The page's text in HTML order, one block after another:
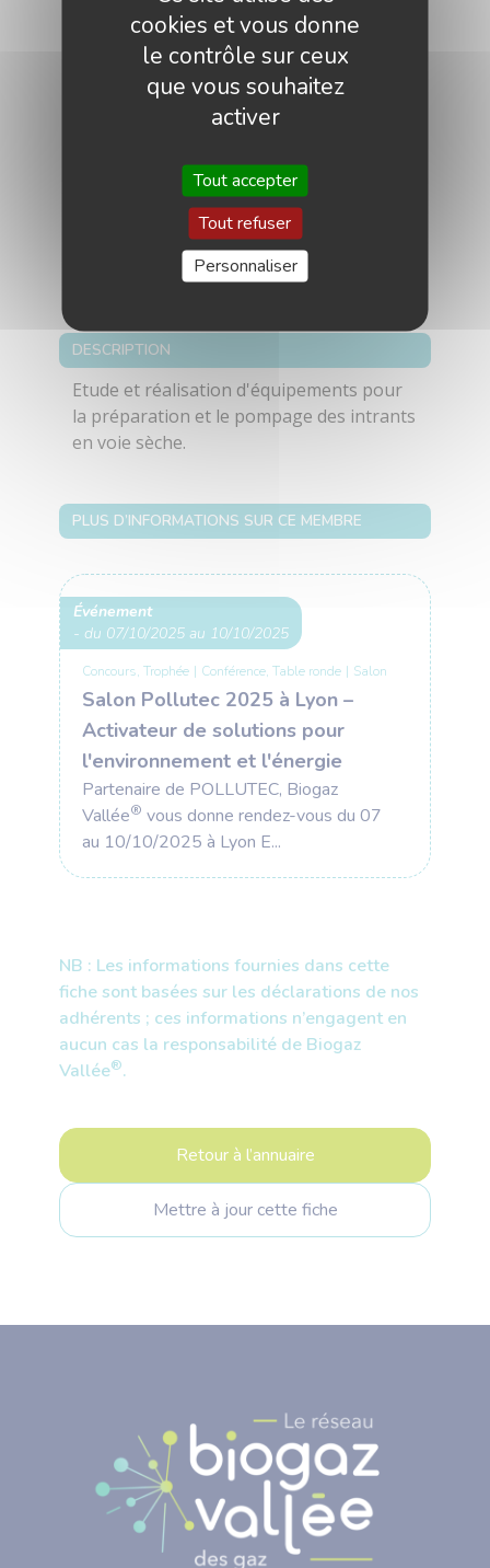
Espagne , Estonie , Finlande , France ,
Géorgie , Grèce , Hongrie , Irlande , Islande
, Italie , Kazakhstan , Kosovo , Lettonie ,
Liechtenstein , Lituanie , Luxembourg ,
Macédoine , Malte , Moldavie , Monaco ,
Pays-Bas , Pologne , Portugal , République
Tchèque , Roumanie , Royaume-Uni ,
Russie , Saint-Marin , Serbie , Slovaquie ,
Slovénie , Suède , Suisse , Tadjikistan ,
Turkménistan , Ukraine , Vatican
DESCRIPTION
Etude et réalisation d'équipements pour
la préparation et le pompage des intrants
en voie sèche.
PLUS D’INFORMATIONS SUR CE MEMBRE
Événement
- du 07/10/2025 au 10/10/2025
Concours, Trophée | Conférence, Table ronde | Salon
Salon Pollutec 2025 à Lyon –
Activateur de solutions pour
l'environnement et l'énergie
Partenaire de POLLUTEC, Biogaz
Vallée® vous donne rendez-vous du 07
au 10/10/2025 à Lyon E...
NB : Les informations fournies dans cette
fiche sont basées sur les déclarations de nos
adhérents ; ces informations n’engagent en
aucun cas la responsabilité de Biogaz
Vallée®.
Retour à l’annuaire
Mettre à jour cette fiche
cookies et vous donne
le contrôle sur ceux
que vous souhaitez
activer
Tout accepter
Tout refuser
Personnaliser